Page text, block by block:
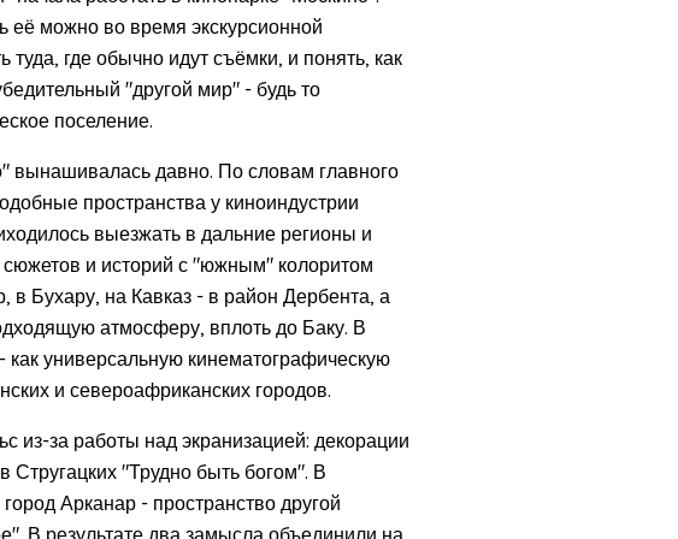
её можно во время экскурсионной
где обычно идут съёмки, и понять, как
"другой мир" - будь то
поселение.
вынашивалась давно. По словам главного
пространства у киноиндустрии
выезжать в дальние регионы и
и историй с "южным" колоритом
в Бухару, на Кавказ - в район Дербента, а
атмосферу, вплоть до Баку. В
универсальную кинематографическую
и североафриканских городов.
из-за работы над экранизацией: декорации
Стругацких "Трудно быть богом". В
Арканар - пространство другой
В результате два замысла объединили на